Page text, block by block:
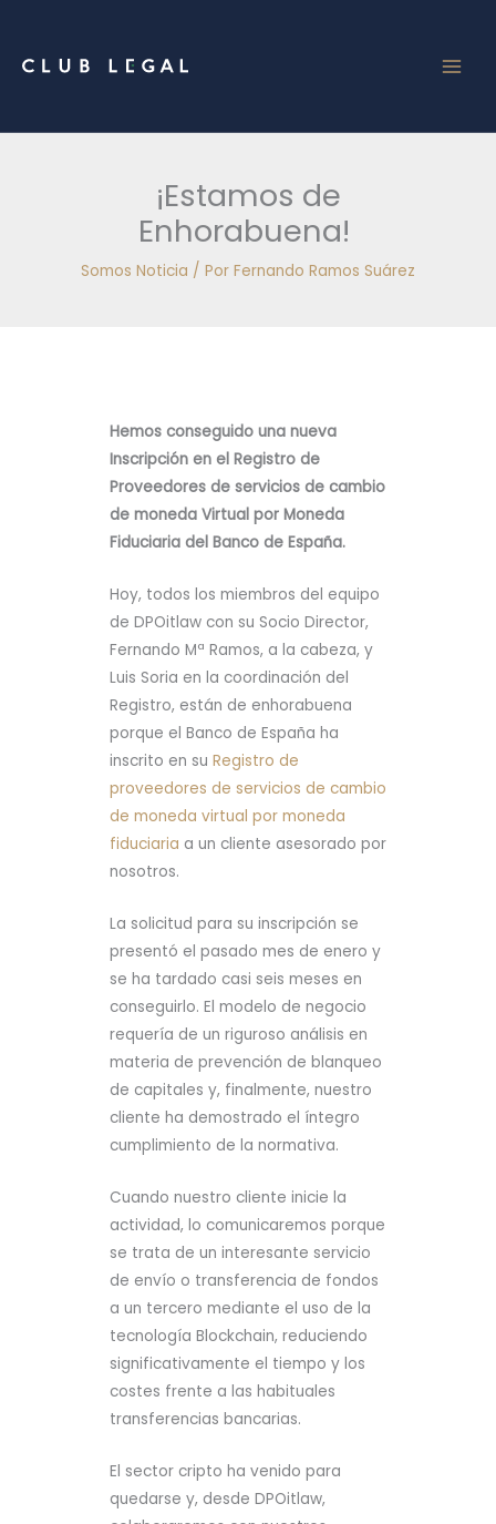
contenido
¡Estamos de
Enhorabuena!
Somos Noticia / Por Fernando Ramos Suárez
Hemos conseguido una nueva
Inscripción en el Registro de
Proveedores de servicios de cambio
de moneda Virtual por Moneda
Fiduciaria del Banco de España.
Hoy, todos los miembros del equipo
de DPOitlaw con su Socio Director,
Fernando Mª Ramos, a la cabeza, y
Luis Soria en la coordinación del
Registro, están de enhorabuena
porque el Banco de España ha
inscrito en su Registro de
proveedores de servicios de cambio
de moneda virtual por moneda
fiduciaria a un cliente asesorado por
nosotros.
La solicitud para su inscripción se
presentó el pasado mes de enero y
se ha tardado casi seis meses en
conseguirlo. El modelo de negocio
requería de un riguroso análisis en
materia de prevención de blanqueo
de capitales y, finalmente, nuestro
cliente ha demostrado el íntegro
cumplimiento de la normativa.
Cuando nuestro cliente inicie la
actividad, lo comunicaremos porque
se trata de un interesante servicio
de envío o transferencia de fondos
a un tercero mediante el uso de la
tecnología Blockchain, reduciendo
significativamente el tiempo y los
costes frente a las habituales
transferencias bancarias.
El sector cripto ha venido para
quedarse y, desde DPOitlaw,